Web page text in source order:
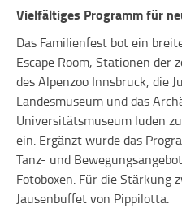
Vielfältiges Programm für
Das Familienfest bot ein
Escape Room, Stationen der
des Alpenzoo Innsbruck, die
Landesmuseum und das
Universitätsmuseum luden
ein. Ergänzt wurde das
Tanz- und
Fotoboxen. Für die Stärkung
Jausenbuffet von Pippilotta.